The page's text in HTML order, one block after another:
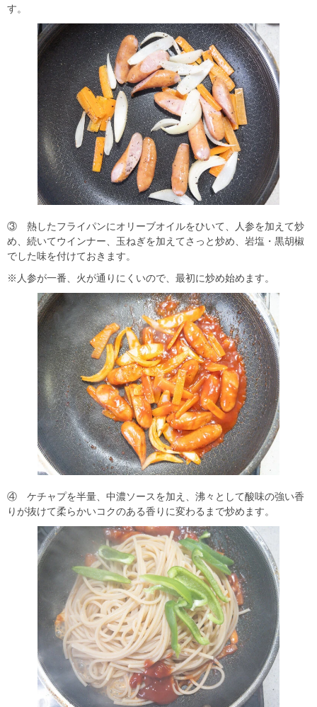
す。
③ 熱したフライパンにオリーブオイルをひいて、人参を加えて炒
め、続いてウインナー、玉ねぎを加えてさっと炒め、岩塩・黒胡椒
でした味を付けておきます。
※人参が一番、火が通りにくいので、最初に炒め始めます。
④ ケチャプを半量、中濃ソースを加え、沸々として酸味の強い香
りが抜けて柔らかいコクのある香りに変わるまで炒めます。